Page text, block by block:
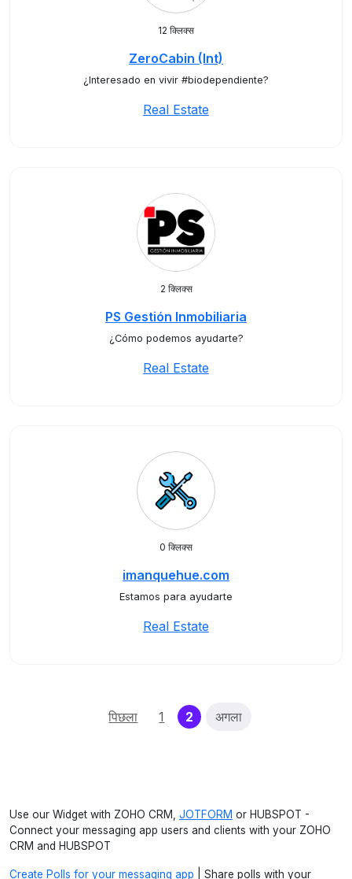
12 क्लिक्स
ZeroCabin (Int)
¿Interesado en vivir #biodependiente?
Real Estate
2 क्लिक्स
PS Gestión Inmobiliaria
¿Cómo podemos ayudarte?
Real Estate
0 क्लिक्स
imanquehue.com
Estamos para ayudarte
Real Estate
पिछला 1 2 (current)
अगला
Use our Widget with ZOHO CRM, JOTFORM or HUBSPOT -
Connect your messaging app users and clients with your ZOHO
CRM and HUBSPOT
Create Polls for your messaging app | Share polls with your